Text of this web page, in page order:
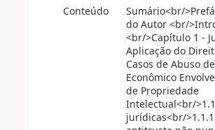
Conteúdo
Sumário<br/
do Autor <br/
<br/>Capítulo 1 -
Aplicação do
Casos de Abuso
Econômico
de Propriedade
Intelectual<br/
jurídicas<br/